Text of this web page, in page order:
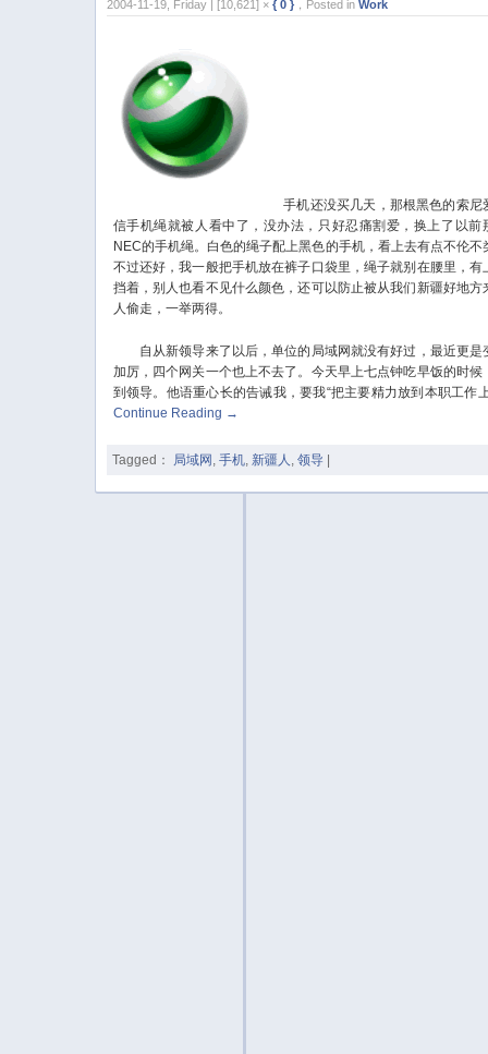
2004-11-19, Friday | [10,621] ×{ 0 } ，Posted inWork
手机还没买几天，那根黑色的索尼
信手机绳就被人看中了，没办法，只好忍痛割爱，换上了以前
NEC的手机绳。白色的绳子配上黑色的手机，看上去有点不伦不
不过还好，我一般把手机放在裤子口袋里，绳子就别在腰里，有
挡着，别人也看不见什么颜色，还可以防止被从我们新疆好地方
人偷走，一举两得。
自从新领导来了以后，单位的局域网就没有好过，最近更是
加厉，四个网关一个也上不去了。今天早上七点钟吃早饭的时候
到领导。他语重心长的告诫我，要我“把主要精力放到本职工作
Continue Reading →
Tagged： 局域网 ,手机, 新疆人 ,领导